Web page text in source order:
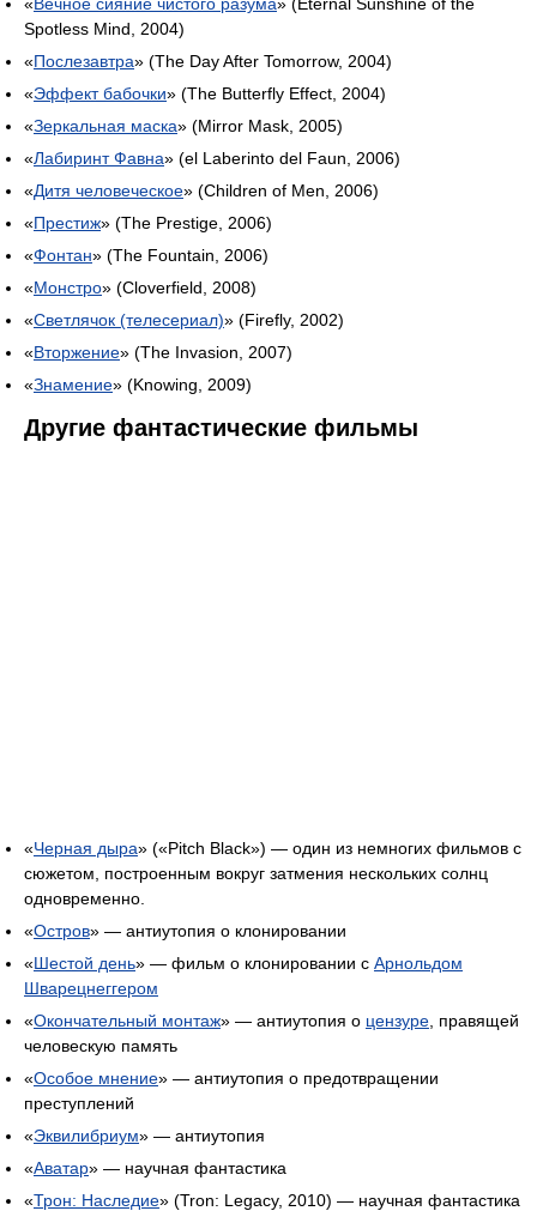
Spotless Mind, 2004)
«Послезавтра» (The Day After Tomorrow, 2004)
«Эффект бабочки» (The Butterfly Effect, 2004)
«Зеркальная маска» (Mirror Mask, 2005)
«Лабиринт Фавна» (el Laberinto del Faun, 2006)
«Дитя человеческое» (Children of Men, 2006)
«Престиж» (The Prestige, 2006)
«Фонтан» (The Fountain, 2006)
«Монстро» (Cloverfield, 2008)
«Светлячок (телесериал)» (Firefly, 2002)
«Вторжение» (The Invasion, 2007)
«Знамение» (Knowing, 2009)
Другие фантастические фильмы
«Черная дыра» («Pitch Black») — один из немногих фильмов с
сюжетом, построенным вокруг затмения нескольких солнц
одновременно.
«Остров» — антиутопия о клонировании
«Шестой день» — фильм о клонировании с Арнольдом
Шварецнеггером
«Окончательный монтаж» — антиутопия о цензуре , правящей
человескую память
«Особое мнение» — антиутопия о предотвращении
преступлений
«Эквилибриум» — антиутопия
«Аватар» — научная фантастика
«Трон: Наследие» (Tron: Legacy, 2010) — научная фантастика